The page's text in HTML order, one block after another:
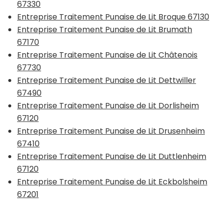
67330
Entreprise Traitement Punaise de Lit Broque 67130
Entreprise Traitement Punaise de Lit Brumath
67170
Entreprise Traitement Punaise de Lit Châtenois
67730
Entreprise Traitement Punaise de Lit Dettwiller
67490
Entreprise Traitement Punaise de Lit Dorlisheim
67120
Entreprise Traitement Punaise de Lit Drusenheim
67410
Entreprise Traitement Punaise de Lit Duttlenheim
67120
Entreprise Traitement Punaise de Lit Eckbolsheim
67201